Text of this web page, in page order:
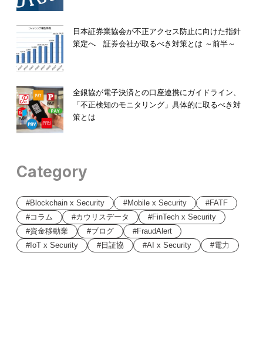
日本証券業協会が不正アクセス防止に向けた指針
策定へ 証券会社が取るべき対策とは ～前半～
全銀協が電子決済との口座連携にガイドライン、
「不正検知のモニタリング」具体的に取るべき対
策とは
Category
Blockchain x Security Mobile x Security
FATF
コラム
カウリスデータ
FinTech x Security
資金移動業
ブログ
FraudAlert
IoT x Security
日証協 AI x Security 電力